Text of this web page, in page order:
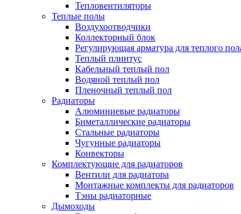
Тепловентиляторы
Теплые полы
Воздухоотводчики
Коллекторный блок
Регулирующая арматура для теплого
Теплый плинтус
Кабельный теплый пол
Водяной теплый пол
Пленочный теплый пол
Радиаторы
Алюминиевые радиаторы
Биметаллические радиаторы
Стальные радиаторы
Чугунные радиаторы
Конвекторы
Комплектующие для радиаторов
Вентили для радиатора
Монтажные комплекты для радиаторов
Тэны радиаторные
Дымоходы